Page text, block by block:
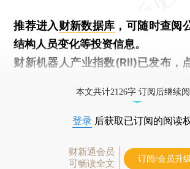
推荐进入财新数据库 ，可随时查阅
结构人员变化等投资信息。
财新机器人产业指数(RII)已发布，
本文共计2126字 订阅后继续
登录 后获取已订阅的阅读
财新通会员
可畅读全文
订阅/会员升